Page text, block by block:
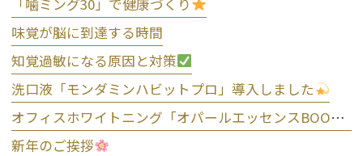
味覚が脳に到達する時間
知覚過敏になる原因と対策
洗口液「モンダミンハビットプロ」導入しました
オフィスホワイトニング「オパールエッセンスBOOST」導入しました
新年のご挨拶